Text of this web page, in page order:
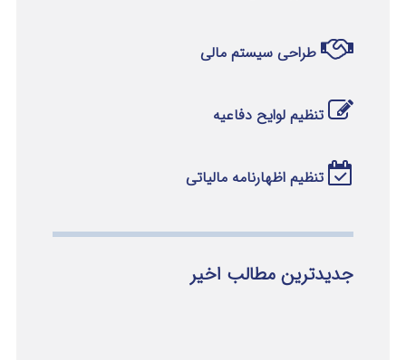
طراحی سیستم مالی
تنظیم لوایح دفاعیه
تنظیم اظهارنامه مالیاتی
جدیدترین مطالب اخیر